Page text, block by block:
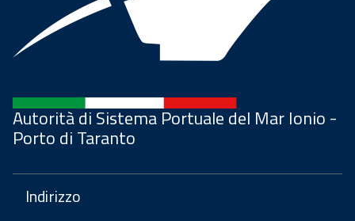
Autorità di Sistema Portuale del Mar Ionio -
Porto di Taranto
Indirizzo